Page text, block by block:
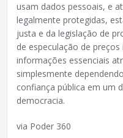
usam dados pessoais, e
legalmente protegidas,
justa e da legislação de
de especulação de
informações essenciais
simplesmente
confiança pública em um
democracia.
via Poder 360